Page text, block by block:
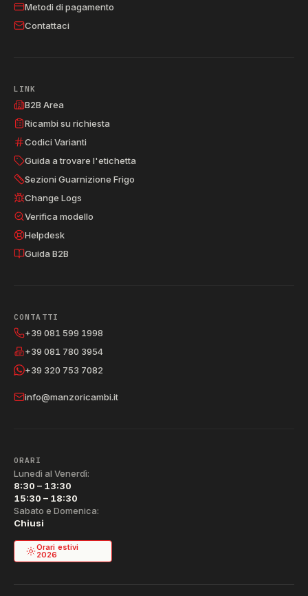
Metodi di pagamento
Contattaci
LINK
B2B Area
Ricambi su richiesta
Codici Varianti
Guida a trovare l'etichetta
Sezioni Guarnizione Frigo
Change Logs
Verifica modello
Helpdesk
Guida B2B
CONTATTI
+39 081 599 1998
+39 081 780 3954
+39 320 753 7082
info@manzoricambi.it
ORARI
Lunedì al Venerdì:
8:30 – 13:30
15:30 – 18:30
Sabato e Domenica:
Chiusi
Orari estivi
2026